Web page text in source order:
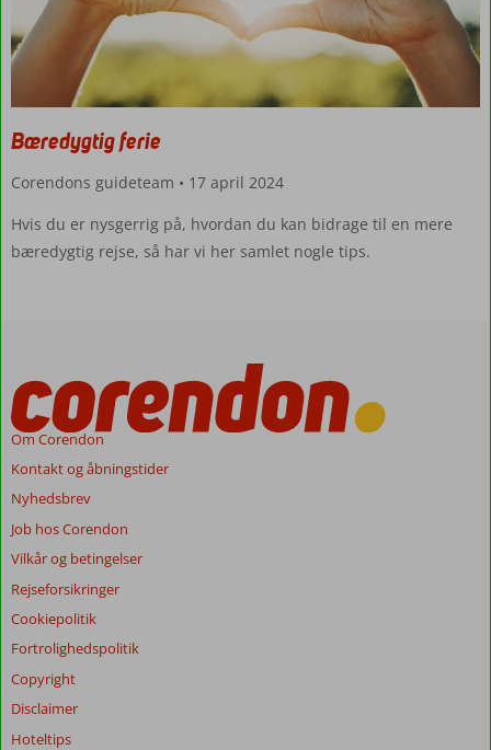
Bæredygtig ferie
Corendons guideteam
17 april 2024
Hvis du er nysgerrig på, hvordan du kan bidrage til en mere
bæredygtig rejse, så har vi her samlet nogle tips.
Om Corendon
Kontakt og åbningstider
Nyhedsbrev
Job hos Corendon
Vilkår og betingelser
Rejseforsikringer
Cookiepolitik
Fortrolighedspolitik
Copyright
Disclaimer
Hoteltips